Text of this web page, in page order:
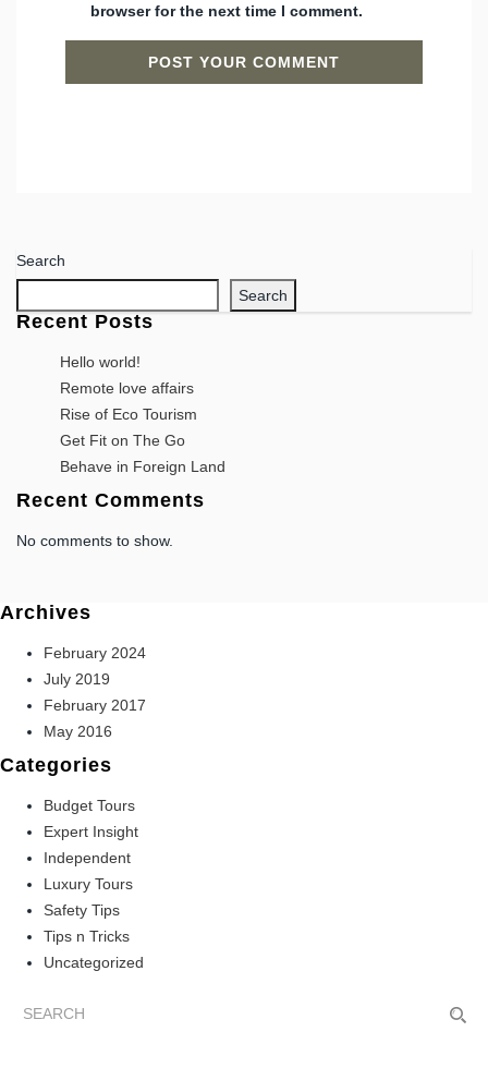
browser for the next time I comment.
Search
Search
Recent Posts
Hello world!
Remote love affairs
Rise of Eco Tourism
Get Fit on The Go
Behave in Foreign Land
Recent Comments
No comments to show.
Archives
February 2024
July 2019
February 2017
May 2016
Categories
Budget Tours
Expert Insight
Independent
Luxury Tours
Safety Tips
Tips n Tricks
Uncategorized